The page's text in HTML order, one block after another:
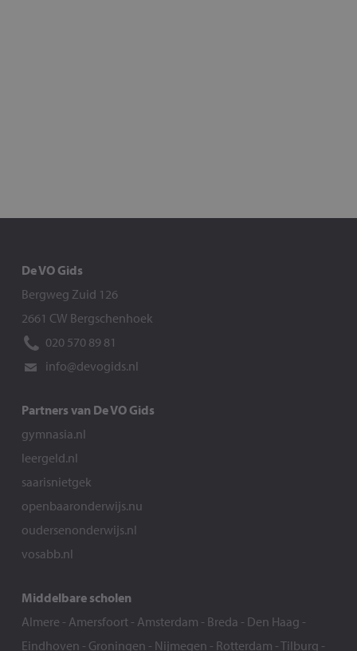
De VO Gids
Bergweg Zuid 126
2661 CW Bergschenhoek
020 570 89 81
info@devogids.nl
Partners van De VO Gids
gymnasia.nl
leergeld.nl
saarisnietgek
openbaaronderwijs.nu
oudersenonderwijs.nl
vosabb.nl
Middelbare scholen
Almere - Amersfoort- Amsterdam - Breda - Den Haag -
Eindhoven - Groningen - Nijmegen - Rotterdam -Tilburg -